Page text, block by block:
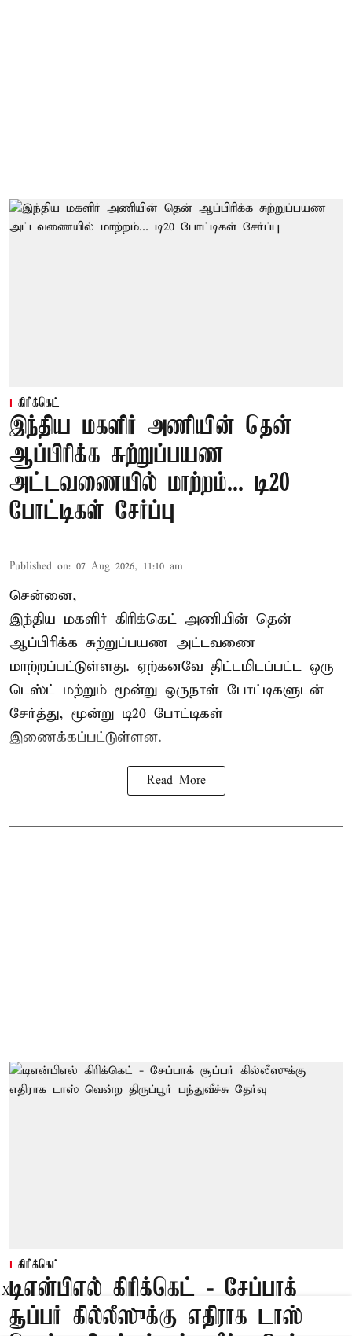
கிரிக்கெட்
இந்திய மகளிர் அணியின் தென்
ஆப்பிரிக்க சுற்றுப்பயண
அட்டவணையில் மாற்றம்... டி20
போட்டிகள் சேர்ப்பு
Published on: 07 Aug 2026, 11:10 am
சென்னை,
இந்திய மகளிர் கிரிக்கெட் அணியின் தென்
ஆப்பிரிக்க சுற்றுப்பயண அட்டவணை
மாற்றப்பட்டுள்ளது. ஏற்கனவே திட்டமிடப்பட்ட ஒரு
டெஸ்ட் மற்றும் மூன்று ஒருநாள் போட்டிகளுடன்
சேர்த்து, மூன்று டி20 போட்டிகள்
இணைக்கப்பட்டுள்ளன.
Read More
கிரிக்கெட்
டிஎன்பிஎல் கிரிக்கெட் - சேப்பாக்
சூப்பர் கில்லீஸுக்கு எதிராக டாஸ்
X